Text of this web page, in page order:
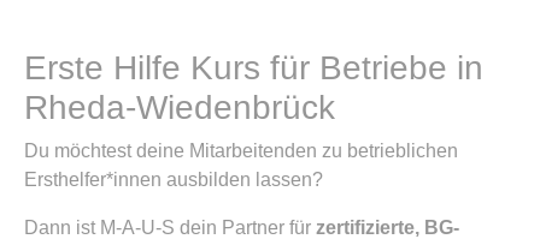
Erste Hilfe Kurs für Betriebe in
Rheda-Wiedenbrück
Du möchtest deine Mitarbeitenden zu betrieblichen
Ersthelfer*innen ausbilden lassen?
Dann ist M-A-U-S dein Partner für zertifizierte, BG-